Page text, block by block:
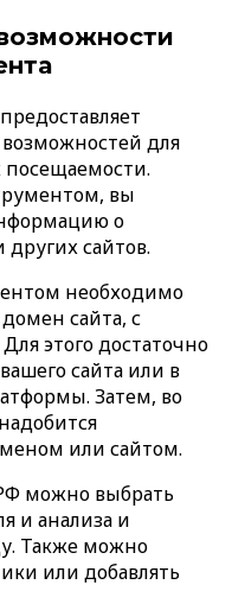
для
посещаемости.
вы
о
сайтов.
необходимо
сайта, с
этого достаточно
сайта или в
Затем, во
или сайтом.
можно выбрать
и анализа и
Также можно
или добавлять